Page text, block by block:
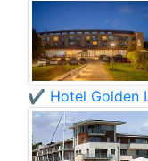
✔️ Hotel Golden